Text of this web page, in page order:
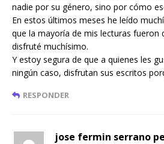
nadie por su género, sino por cómo
En estos últimos meses he leído
que la mayoría de mis lecturas fueron
disfruté muchísimo.
Y estoy segura de que a quienes les
ningún caso, disfrutan sus escritos
RESPONDER
jose fermin serrano